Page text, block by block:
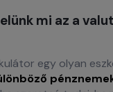
mi az a
egy olyan